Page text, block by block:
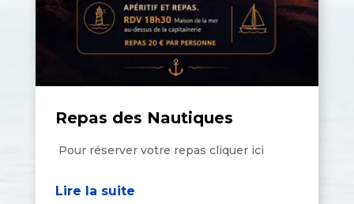
Repas des Nautiques
Pour réserver votre repas cliquer ici
Lire la suite